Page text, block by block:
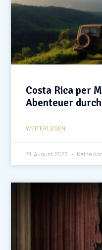
Costa Rica per
Abenteuer
WEITERLESEN...
21. August 2025 Keine